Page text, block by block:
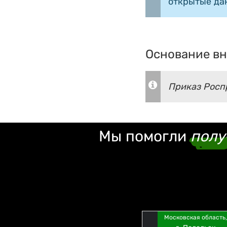
Основание
Приказ
Мы помогли
Московская область,